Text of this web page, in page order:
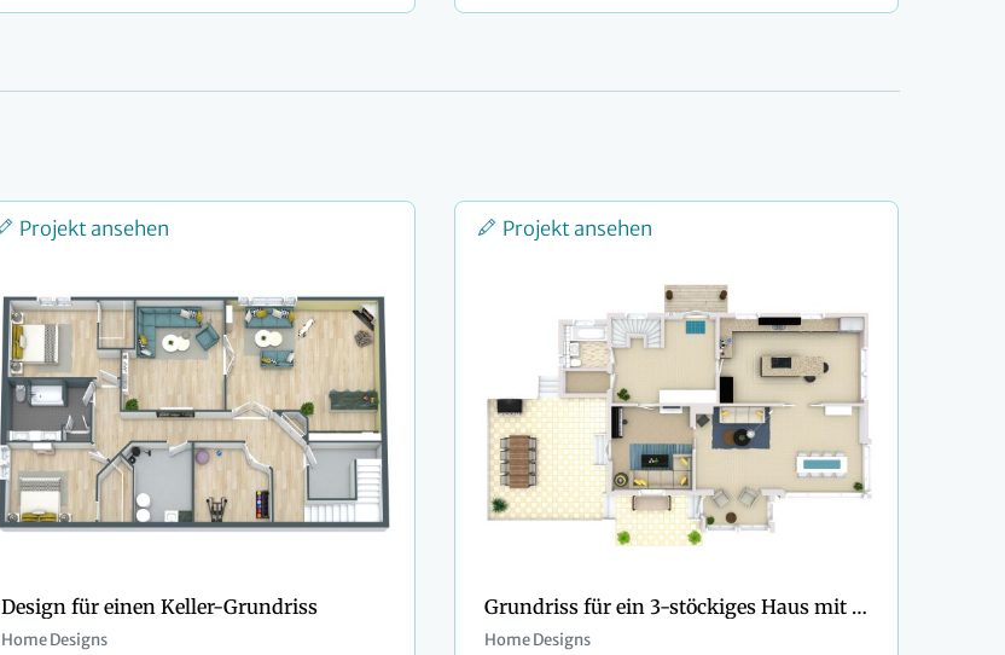
Projekt ansehen
Design für einen Keller-Grundriss
Home Designs
Projekt ansehen
Grundriss für ein 3-stöckiges Haus mit 5 Schlafzimmern und Doppelgarage
Home Designs